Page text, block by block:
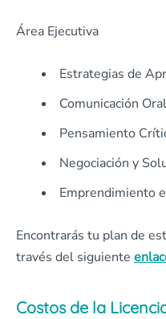
Área Ejecutiva
Estrategias de
Comunicación
Pensamiento
Negociación y
Emprendimiento
Encontrarás tu plan de
través del siguiente
Costos de la